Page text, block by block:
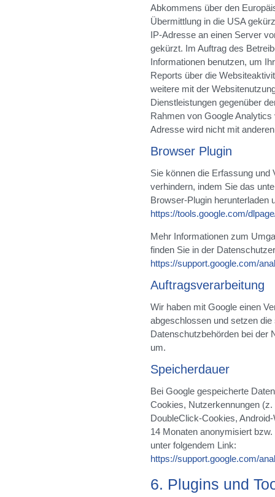
Abkommens über den
Übermittlung in die USA
IP-Adresse an einen Server
gekürzt. Im Auftrag des
Informationen benutzen, um
Reports über die
weitere mit der
Dienstleistungen gegenüber
Rahmen von Google
Adresse wird nicht mit
Browser Plugin
Sie können die Erfassung und
verhindern, indem Sie das
Browser-Plugin herunterladen
https://tools.google.com/
Mehr Informationen zum
finden Sie in der
https://support.google.com/
Auftragsverarbeitung
Wir haben mit Google einen
abgeschlossen und setzen
Datenschutzbehörden bei der
um.
Speicherdauer
Bei Google gespeicherte
Cookies, Nutzerkennungen
DoubleClick-Cookies,
14 Monaten anonymisiert
unter folgendem Link:
https://support.google.com/
6. Plugins und